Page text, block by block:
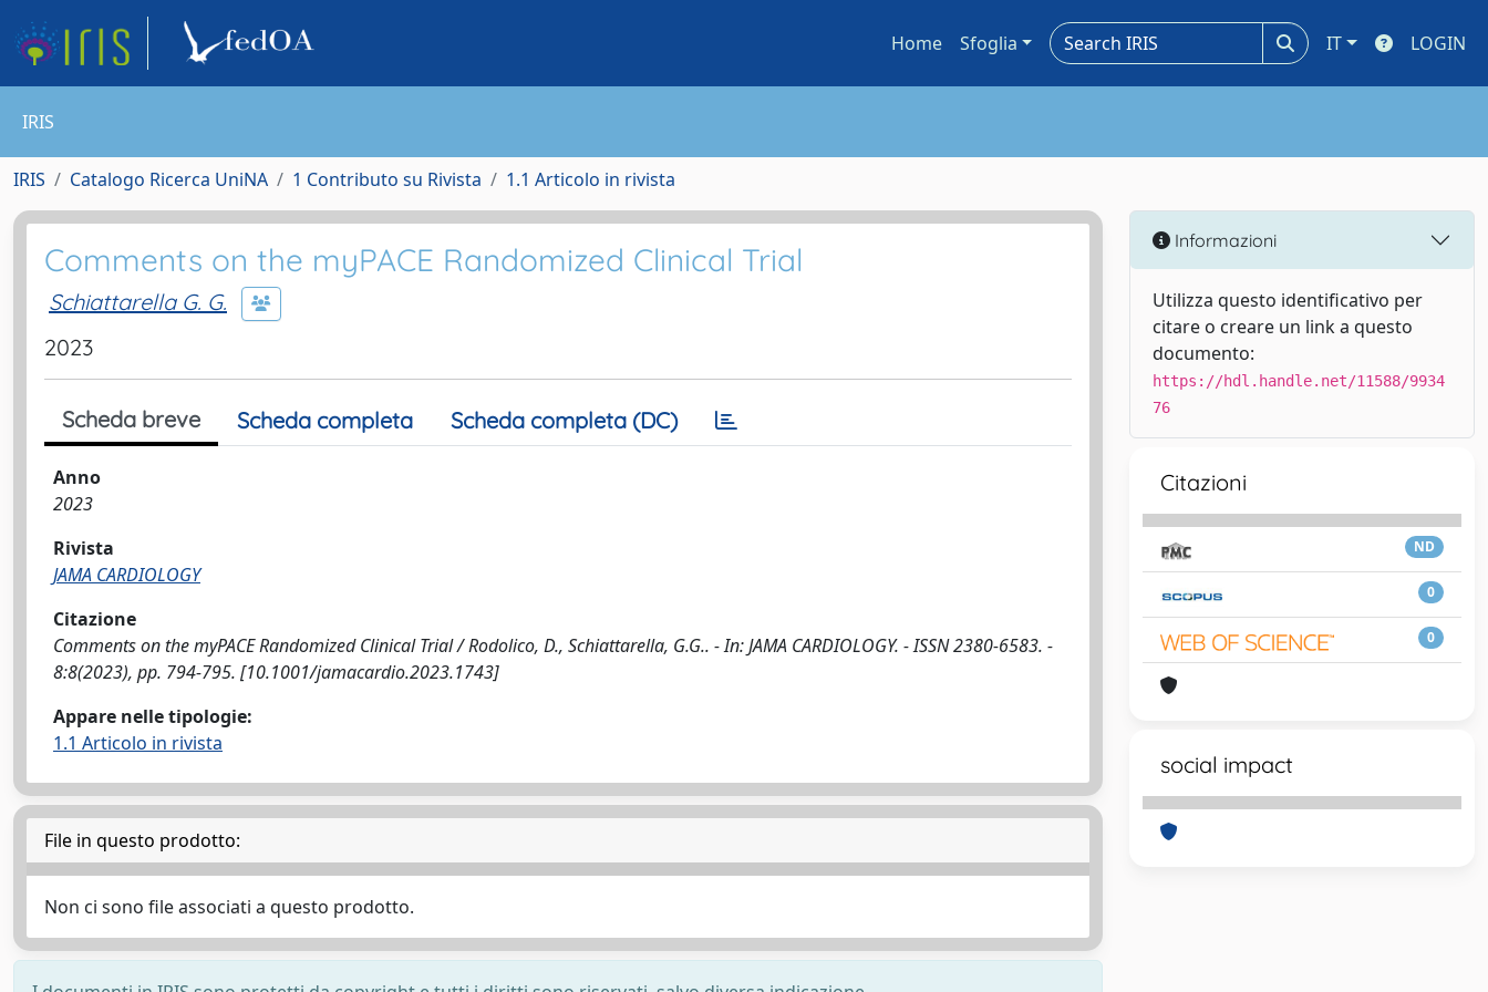
Home Sfoglia IT LOGIN
IRIS
IRIS Catalogo Ricerca UniNA 1 Contributo su Rivista 1.1 Articolo in rivista
Comments on the myPACE Randomized Clinical Trial
Schiattarella G. G.
2023
Scheda breve Scheda completa Scheda completa (DC)
Anno
2023
Rivista
JAMA CARDIOLOGY
Citazione
Comments on the myPACE Randomized Clinical Trial / Rodolico, D., Schiattarella, G.G.. - In: JAMA CARDIOLOGY. - ISSN 2380-6583. -
8:8(2023), pp. 794-795. [10.1001/jamacardio.2023.1743]
Appare nelle tipologie:
1.1 Articolo in rivista
File in questo prodotto:
Non ci sono file associati a questo prodotto.
Informazioni
Utilizza questo identificativo per
citare o creare un link a questo
documento:
https://hdl.handle.net/11588/9934
76
Citazioni
ND
0
0
social impact